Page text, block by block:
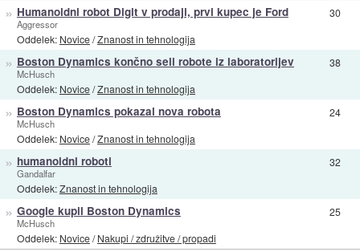
» Humanoidni robot Digit v prodaji, prvi kupec je Ford
Aggressor
Oddelek: Novice/Znanost in tehnologija
30
» Boston Dynamics končno seli robote iz laboratorijev
McHusch
Oddelek: Novice/Znanost in tehnologija
38
» Boston Dynamics pokazal nova robota
McHusch
Oddelek: Novice/Znanost in tehnologija
24
» humanoidni roboti
Gandalfar
Oddelek:Znanost in tehnologija
32
» Google kupil Boston Dynamics
McHusch
Oddelek: Novice/Nakupi / združitve / propadi
25